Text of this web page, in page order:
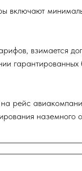
включают
взимается
гарантированных
рейс
наземного